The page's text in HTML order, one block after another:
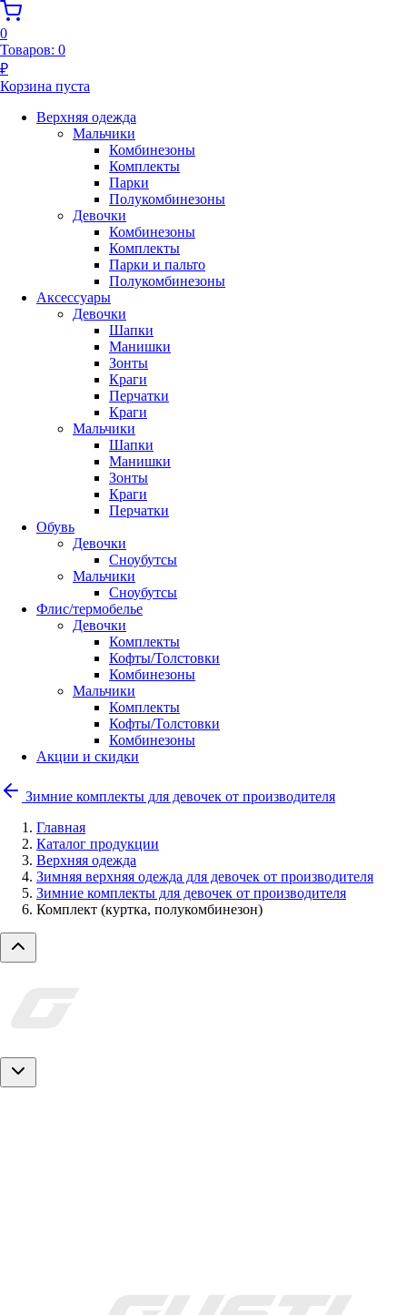
0
Товаров: 0
₽
Корзина пуста
Верхняя одежда
Мальчики
Комбинезоны
Комплекты
Парки
Полукомбинезоны
Девочки
Комбинезоны
Комплекты
Парки и пальто
Полукомбинезоны
Аксессуары
Девочки
Шапки
Манишки
Зонты
Краги
Перчатки
Краги
Мальчики
Шапки
Манишки
Зонты
Краги
Перчатки
Обувь
Девочки
Сноубутсы
Мальчики
Сноубутсы
Флис/термобелье
Девочки
Комплекты
Кофты/Толстовки
Комбинезоны
Мальчики
Комплекты
Кофты/Толстовки
Комбинезоны
Акции и скидки
Зимние комплекты для девочек от производителя
Главная
Каталог продукции
Верхняя одежда
Зимняя верхняя одежда для девочек от производителя
Зимние комплекты для девочек от производителя
Комплект (куртка, полукомбинезон)